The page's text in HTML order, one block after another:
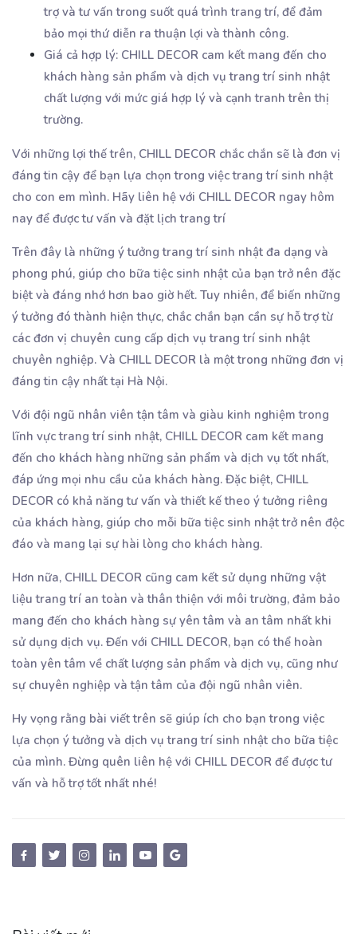
trợ và tư vấn trong suốt quá trình trang trí, để đảm
bảo mọi thứ diễn ra thuận lợi và thành công.
Giá cả hợp lý: CHILL DECOR cam kết mang đến cho
khách hàng sản phẩm và dịch vụ trang trí sinh nhật
chất lượng với mức giá hợp lý và cạnh tranh trên thị
trường.
Với những lợi thế trên, CHILL DECOR chắc chắn sẽ là đơn vị
đáng tin cậy để bạn lựa chọn trong việc trang trí sinh nhật
cho con em mình. Hãy liên hệ với CHILL DECOR ngay hôm
nay để được tư vấn và đặt lịch trang trí
Trên đây là những ý tưởng trang trí sinh nhật đa dạng và
phong phú, giúp cho bữa tiệc sinh nhật của bạn trở nên đặc
biệt và đáng nhớ hơn bao giờ hết. Tuy nhiên, để biến những
ý tưởng đó thành hiện thực, chắc chắn bạn cần sự hỗ trợ từ
các đơn vị chuyên cung cấp dịch vụ trang trí sinh nhật
chuyên nghiệp. Và CHILL DECOR là một trong những đơn vị
đáng tin cậy nhất tại Hà Nội.
Với đội ngũ nhân viên tận tâm và giàu kinh nghiệm trong
lĩnh vực trang trí sinh nhật, CHILL DECOR cam kết mang
đến cho khách hàng những sản phẩm và dịch vụ tốt nhất,
đáp ứng mọi nhu cầu của khách hàng. Đặc biệt, CHILL
DECOR có khả năng tư vấn và thiết kế theo ý tưởng riêng
của khách hàng, giúp cho mỗi bữa tiệc sinh nhật trở nên độc
đáo và mang lại sự hài lòng cho khách hàng.
Hơn nữa, CHILL DECOR cũng cam kết sử dụng những vật
liệu trang trí an toàn và thân thiện với môi trường, đảm bảo
mang đến cho khách hàng sự yên tâm và an tâm nhất khi
sử dụng dịch vụ. Đến với CHILL DECOR, bạn có thể hoàn
toàn yên tâm về chất lượng sản phẩm và dịch vụ, cũng như
sự chuyên nghiệp và tận tâm của đội ngũ nhân viên.
Hy vọng rằng bài viết trên sẽ giúp ích cho bạn trong việc
lựa chọn ý tưởng và dịch vụ trang trí sinh nhật cho bữa tiệc
của mình. Đừng quên liên hệ với CHILL DECOR để được tư
vấn và hỗ trợ tốt nhất nhé!